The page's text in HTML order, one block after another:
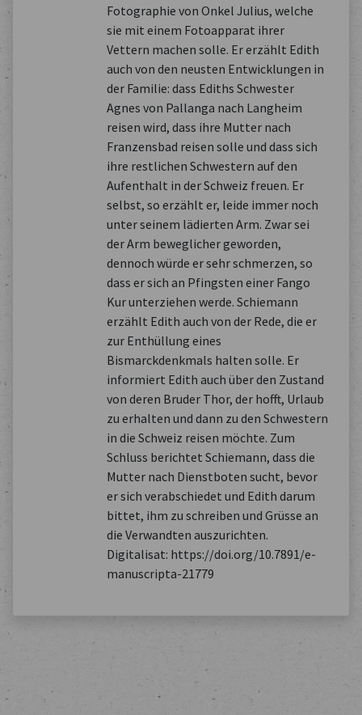
Fotographie von Onkel Julius, welche
sie mit einem Fotoapparat ihrer
Vettern machen solle. Er erzählt Edith
auch von den neusten Entwicklungen in
der Familie: dass Ediths Schwester
Agnes von Pallanga nach Langheim
reisen wird, dass ihre Mutter nach
Franzensbad reisen solle und dass sich
ihre restlichen Schwestern auf den
Aufenthalt in der Schweiz freuen. Er
selbst, so erzählt er, leide immer noch
unter seinem lädierten Arm. Zwar sei
der Arm beweglicher geworden,
dennoch würde er sehr schmerzen, so
dass er sich an Pfingsten einer Fango
Kur unterziehen werde. Schiemann
erzählt Edith auch von der Rede, die er
zur Enthüllung eines
Bismarckdenkmals halten solle. Er
informiert Edith auch über den Zustand
von deren Bruder Thor, der hofft, Urlaub
zu erhalten und dann zu den Schwestern
in die Schweiz reisen möchte. Zum
Schluss berichtet Schiemann, dass die
Mutter nach Dienstboten sucht, bevor
er sich verabschiedet und Edith darum
bittet, ihm zu schreiben und Grüsse an
die Verwandten auszurichten.
Digitalisat: https://doi.org/10.7891/e-
manuscripta-21779